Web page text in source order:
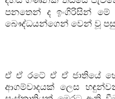
පනතෙන් ද ඉංගිරිසින්
බෞද්ධයන්ගෙන් වෙන් වූ පසු
ඒ ඒ රටේ ඒ ඒ ජාතියේ
ආගම්වාදයක් ලෙස